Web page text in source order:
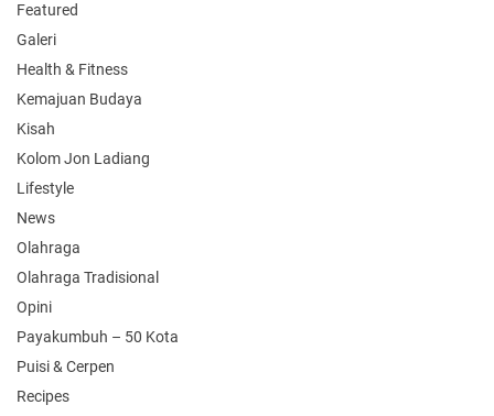
Featured
Galeri
Health & Fitness
Kemajuan Budaya
Kisah
Kolom Jon Ladiang
Lifestyle
News
Olahraga
Olahraga Tradisional
Opini
Payakumbuh – 50 Kota
Puisi & Cerpen
Recipes